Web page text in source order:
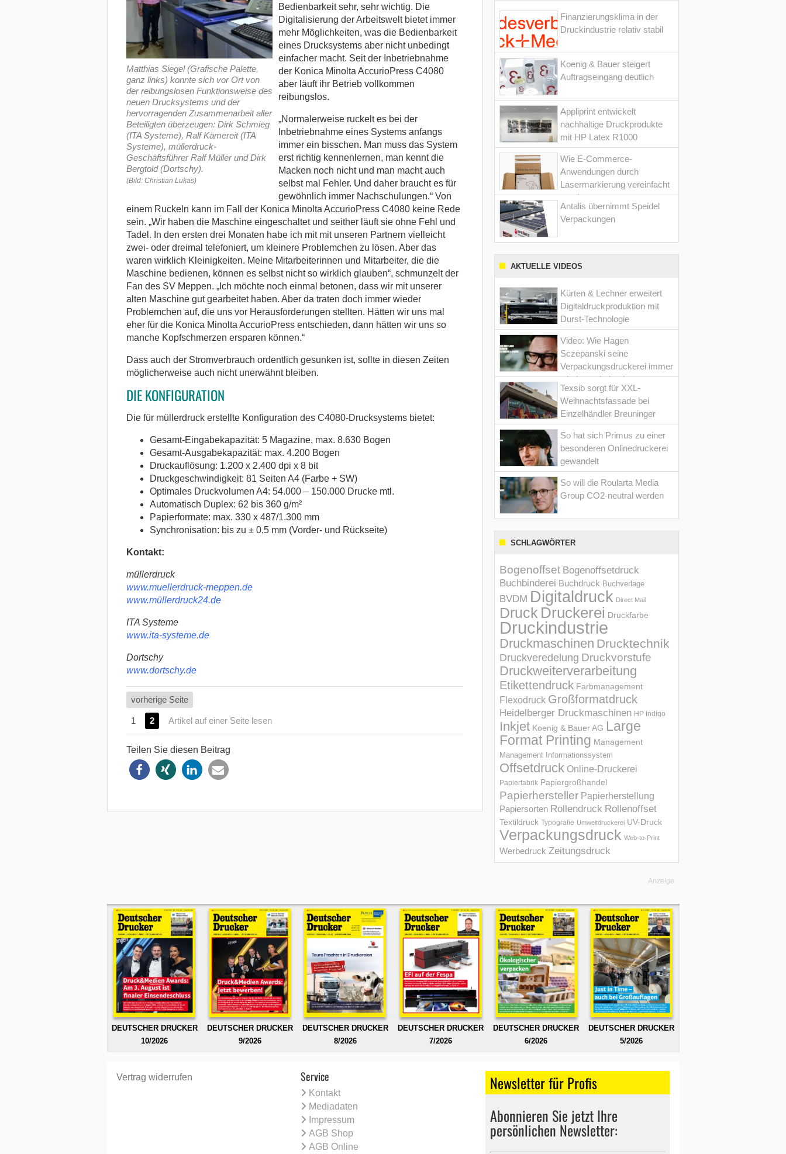
Matthias Siegel (Grafische Palette,
ganz links) konnte sich vor Ort von
der reibungslosen Funktionsweise des
neuen Drucksystems und der
hervorragenden Zusammenarbeit aller
Beteiligten überzeugen: Dirk Schmieg
(ITA Systeme), Ralf Kämereit (ITA
Systeme), müllerdruck-
Geschäftsführer Ralf Müller und Dirk
Bergtold (Dortschy).
(Bild: Christian Lukas)
Bedienbarkeit sehr, sehr wichtig. Die
Digitalisierung der Arbeitswelt bietet immer
mehr Möglichkeiten, was die Bedienbarkeit
eines Drucksystems aber nicht unbedingt
einfacher macht. Seit der Inbetriebnahme
der Konica Minolta AccurioPress C4080
aber läuft ihr Betrieb vollkommen
reibungslos.
„Normalerweise ruckelt es bei der
Inbetriebnahme eines Systems anfangs
immer ein bisschen. Man muss das System
erst richtig kennenlernen, man kennt die
Macken noch nicht und man macht auch
selbst mal Fehler. Und daher braucht es für
gewöhnlich immer Nachschulungen.“ Von
einem Ruckeln kann im Fall der Konica Minolta AccurioPress C4080 keine Rede
sein. „Wir haben die Maschine eingeschaltet und seither läuft sie ohne Fehl und
Tadel. In den ersten drei Monaten habe ich mit mit unseren Partnern vielleicht
zwei- oder dreimal telefoniert, um kleinere Problemchen zu lösen. Aber das
waren wirklich Kleinigkeiten. Meine Mitarbeiterinnen und Mitarbeiter, die die
Maschine bedienen, können es selbst nicht so wirklich glauben“, schmunzelt der
Fan des SV Meppen. „Ich möchte noch einmal betonen, dass wir mit unserer
alten Maschine gut gearbeitet haben. Aber da traten doch immer wieder
Problemchen auf, die uns vor Herausforderungen stellten. Hätten wir uns mal
eher für die Konica Minolta AccurioPress entschieden, dann hätten wir uns so
manche Kopfschmerzen ersparen können.“
Dass auch der Stromverbrauch ordentlich gesunken ist, sollte in diesen Zeiten
möglicherweise auch nicht unerwähnt bleiben.
DIE KONFIGURATION
Die für müllerdruck erstellte Konfiguration des C4080-Drucksystems bietet:
Gesamt-Eingabekapazität: 5 Magazine, max. 8.630 Bogen
Gesamt-Ausgabekapazität: max. 4.200 Bogen
Druckauflösung: 1.200 x 2.400 dpi x 8 bit
Druckgeschwindigkeit: 81 Seiten A4 (Farbe + SW)
Optimales Druckvolumen A4: 54.000 – 150.000 Drucke mtl.
Automatisch Duplex: 62 bis 360 g/m²
Papierformate: max. 330 x 487/1.300 mm
Synchronisation: bis zu ± 0,5 mm (Vorder- und Rückseite)
Kontakt:
müllerdruck
www.muellerdruck-meppen.de
www.müllerdruck24.de
ITA Systeme
www.ita-systeme.de
Dortschy
www.dortschy.de
vorherige Seite
1 2 Artikel auf einer Seite lesen
Teilen Sie diesen Beitrag
Finanzierungsklima in der
Druckindustrie relativ stabil
Koenig & Bauer steigert
Auftragseingang deutlich
Appliprint entwickelt
nachhaltige Druckprodukte
mit HP Latex R1000
Wie E-Commerce-
Anwendungen durch
Lasermarkierung vereinfacht
werden
Antalis übernimmt Speidel
Verpackungen
AKTUELLE VIDEOS
Kürten & Lechner erweitert
Digitaldruckproduktion mit
Durst-Technologie
Video: Wie Hagen
Sczepanski seine
Verpackungsdruckerei immer
wieder optimiert hat
Texsib sorgt für XXL-
Weihnachtsfassade bei
Einzelhändler Breuninger
So hat sich Primus zu einer
besonderen Onlinedruckerei
gewandelt
So will die Roularta Media
Group CO2-neutral werden
SCHLAGWÖRTER
Bogenoffset Bogenoffsetdruck
Buchbinderei Buchdruck Buchverlage
BVDM Digitaldruck Direct Mail
Druck Druckerei Druckfarbe
Druckindustrie
Druckmaschinen Drucktechnik
Druckveredelung Druckvorstufe
Druckweiterverarbeitung
Etikettendruck Farbmanagement
Flexodruck Großformatdruck
Heidelberger Druckmaschinen HP Indigo
Inkjet Koenig & Bauer AG Large
Format Printing Management
Management Informations­system
Offsetdruck Online-Druckerei
Papierfabrik Papiergroßhandel
Papierhersteller Papierherstellung
Papiersorten Rollendruck Rollenoffset
Textildruck Typografie Umweltdruckerei UV-Druck
Verpackungsdruck Web-to-Print
Werbedruck Zeitungsdruck
Anzeige
DEUTSCHER DRUCKER
10/2026
DEUTSCHER DRUCKER
9/2026
DEUTSCHER DRUCKER
8/2026
DEUTSCHER DRUCKER
7/2026
DEUTSCHER DRUCKER
6/2026
DEUTSCHER DRUCKER
5/2026
Vertrag widerrufen Service
Kontakt
Mediadaten
Impressum
AGB Shop
AGB Online
Newsletter für Profis
Abonnieren Sie jetzt Ihre
persönlichen Newsletter: